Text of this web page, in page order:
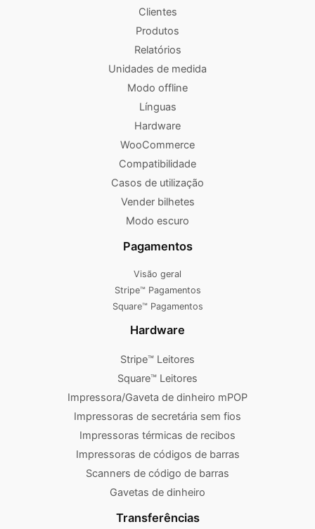
Clientes
Produtos
Relatórios
Unidades de medida
Modo offline
Línguas
Hardware
WooCommerce
Compatibilidade
Casos de utilização
Vender bilhetes
Modo escuro
Pagamentos
Visão geral
Stripe™ Pagamentos
Square™ Pagamentos
Hardware
Stripe™ Leitores
Square™ Leitores
Impressora/Gaveta de dinheiro mPOP
Impressoras de secretária sem fios
Impressoras térmicas de recibos
Impressoras de códigos de barras
Scanners de código de barras
Gavetas de dinheiro
Transferências